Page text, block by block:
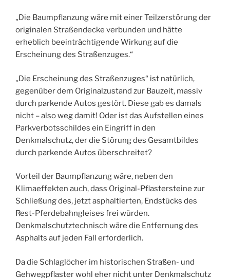
„Die Baumpflanzung wäre mit einer Teilzerstörung der
originalen Straßendecke verbunden und hätte
erheblich beeinträchtigende Wirkung auf die
Erscheinung des Straßenzuges.“
„Die Erscheinung des Straßenzuges“ ist natürlich,
gegenüber dem Originalzustand zur Bauzeit, massiv
durch parkende Autos gestört. Diese gab es damals
nicht – also weg damit! Oder ist das Aufstellen eines
Parkverbotsschildes ein Eingriff in den
Denkmalschutz, der die Störung des Gesamtbildes
durch parkende Autos überschreitet?
Vorteil der Baumpflanzung wäre, neben den
Klimaeffekten auch, dass Original-Pflastersteine zur
Schließung des, jetzt asphaltierten, Endstücks des
Rest-Pferdebahngleises frei würden.
Denkmalschutztechnisch wäre die Entfernung des
Asphalts auf jeden Fall erforderlich.
Da die Schlaglöcher im historischen Straßen- und
Gehwegpflaster wohl eher nicht unter Denkmalschutz